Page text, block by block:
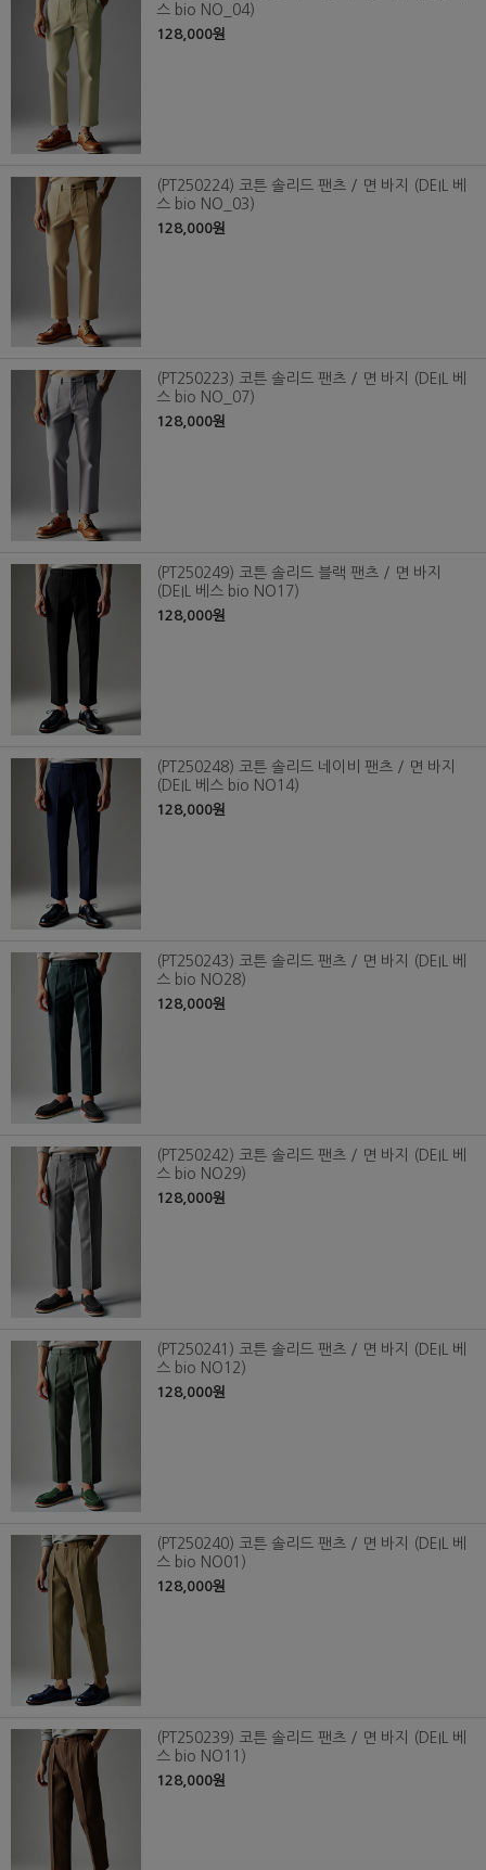
스 bio NO_04)
128,000원
(PT250224) 코튼 솔리드 팬츠 / 면 바지 (DEIL 베
스 bio NO_03)
128,000원
(PT250223) 코튼 솔리드 팬츠 / 면 바지 (DEIL 베
스 bio NO_07)
128,000원
(PT250249) 코튼 솔리드 블랙 팬츠 / 면 바지
(DEIL 베스 bio NO17)
128,000원
(PT250248) 코튼 솔리드 네이비 팬츠 / 면 바지
(DEIL 베스 bio NO14)
128,000원
(PT250243) 코튼 솔리드 팬츠 / 면 바지 (DEIL 베
스 bio NO28)
128,000원
(PT250242) 코튼 솔리드 팬츠 / 면 바지 (DEIL 베
스 bio NO29)
128,000원
(PT250241) 코튼 솔리드 팬츠 / 면 바지 (DEIL 베
스 bio NO12)
128,000원
(PT250240) 코튼 솔리드 팬츠 / 면 바지 (DEIL 베
스 bio NO01)
128,000원
(PT250239) 코튼 솔리드 팬츠 / 면 바지 (DEIL 베
스 bio NO11)
128,000원